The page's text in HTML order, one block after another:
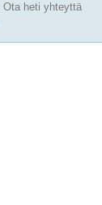
Ota heti yhteyttä